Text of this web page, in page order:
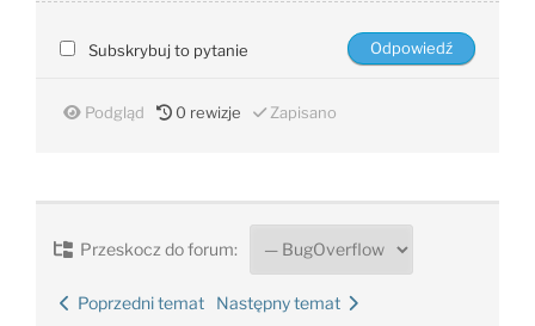
Subskrybuj to pytanie
Podgląd 0 rewizje Zapisano
Przeskocz do forum:
Poprzedni temat Następny temat